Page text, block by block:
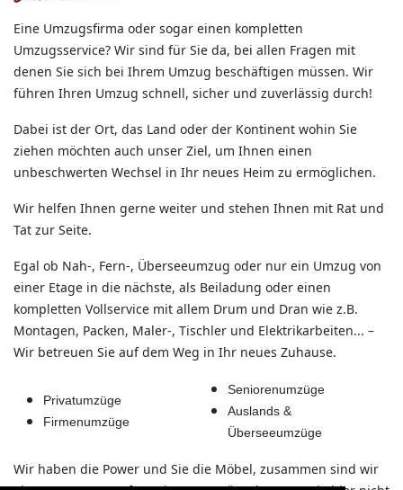
Eine Umzugsfirma oder sogar einen kompletten
Umzugsservice? Wir sind für Sie da, bei allen Fragen mit
denen Sie sich bei Ihrem Umzug beschäftigen müssen. Wir
führen Ihren Umzug schnell, sicher und zuverlässig durch!
Dabei ist der Ort, das Land oder der Kontinent wohin Sie
ziehen möchten auch unser Ziel, um Ihnen einen
unbeschwerten Wechsel in Ihr neues Heim zu ermöglichen.
Wir helfen Ihnen gerne weiter und stehen Ihnen mit Rat und
Tat zur Seite.
Egal ob Nah-, Fern-, Überseeumzug oder nur ein Umzug von
einer Etage in die nächste, als Beiladung oder einen
kompletten Vollservice mit allem Drum und Dran wie z.B.
Montagen, Packen, Maler-, Tischler und Elektrikarbeiten... –
Wir betreuen Sie auf dem Weg in Ihr neues Zuhause.
Privatumzüge
Firmenumzüge
Seniorenumzüge
Auslands &
Überseeumzüge
Wir haben die Power und Sie die Möbel, zusammen sind wir